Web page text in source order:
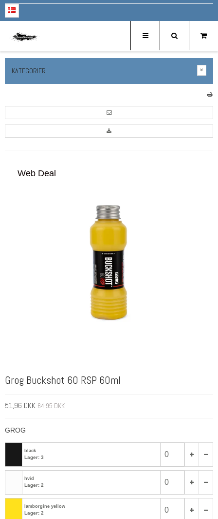
KATEGORIER
Web Deal
Grog Buckshot 60 RSP 60ml
51,96 DKK 64,95 DKK
GROG
black
Lager: 3
hvid
Lager: 2
lamborgine yellow
Lager: 2